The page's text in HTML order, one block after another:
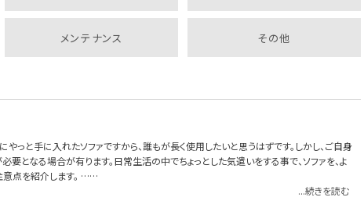
メンテナンス その他
やっと手に入れたソファですから、誰もが長く使用したいと思うはずです。しかし、ご自身
要となる場合が有ります。日常生活の中でちょっとした気遣いをする事で、ソファを、よ
意点を紹介します。 ……
...続きを読む